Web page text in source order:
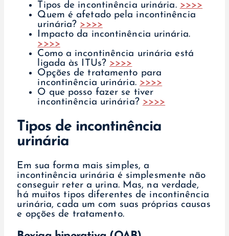
Tipos de incontinência urinária. >>>>
Quem é afetado pela incontinência
urinária? >>>>
Impacto da incontinência urinária.
>>>>
Como a incontinência urinária está
ligada às ITUs? >>>>
Opções de tratamento para
incontinência urinária. >>>>
O que posso fazer se tiver
incontinência urinária? >>>>
Tipos de incontinência
urinária
Em sua forma mais simples, a
incontinência urinária é simplesmente não
conseguir reter a urina. Mas, na verdade,
há muitos tipos diferentes de incontinência
urinária, cada um com suas próprias causas
e opções de tratamento.